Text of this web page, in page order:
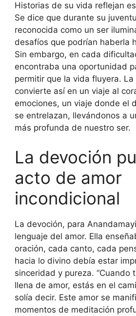
Historias de su vida reflejan
Se dice que durante su
reconocida como un ser
desafíos que podrían haberla
Sin embargo, en cada
encontraba una oportunidad
permitir que la vida fluyera. La
convierte así en un viaje al
emociones, un viaje donde el
se entrelazan, llevándonos a
más profunda de nuestro ser.
La devoción
acto de amor
incondicional
La devoción, para
lenguaje del amor. Ella
oración, cada canto, cada
hacia lo divino debía estar
sinceridad y pureza. “Cuando
llena de amor, estás en el
solía decir. Este amor se
momentos de meditación